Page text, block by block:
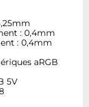
: 0,4mm
: 0,4mm
aRGB
5V